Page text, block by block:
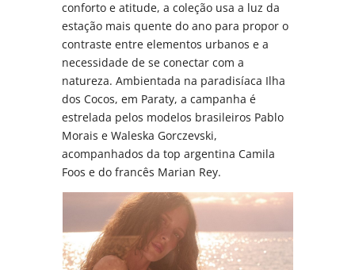
conforto e atitude, a coleção usa a luz da
estação mais quente do ano para propor o
contraste entre elementos urbanos e a
necessidade de se conectar com a
natureza. Ambientada na paradisíaca Ilha
dos Cocos, em Paraty, a campanha é
estrelada pelos modelos brasileiros Pablo
Morais e Waleska Gorczevski,
acompanhados da top argentina Camila
Foos e do francês Marian Rey.